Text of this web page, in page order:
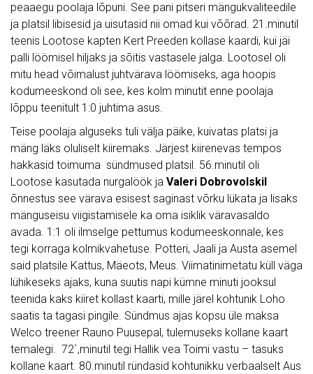
peaaegu poolaja lõpuni. See pani pitseri mängukvaliteedile
ja platsil libisesid ja uisutasid nii omad kui võõrad. 21.minutil
teenis Lootose kapten Kert Preeden kollase kaardi, kui jäi
palli löömisel hiljaks ja sõitis vastasele jalga. Lootosel oli
mitu head võimalust juhtvärava löömiseks, aga hoopis
kodumeeskond oli see, kes kolm minutit enne poolaja
lõppu teenitult 1:0 juhtima asus.
Teise poolaja alguseks tuli välja päike, kuivatas platsi ja
mäng läks oluliselt kiiremaks. Järjest kiirenevas tempos
hakkasid toimuma sündmused platsil. 56.minutil oli
Lootose kasutada nurgalöök ja Valeri Dobrovolskil
õnnestus see värava esisest saginast võrku lükata ja lisaks
mänguseisu viigistamisele ka oma isiklik väravasaldo
avada. 1:1 oli ilmselge pettumus kodumeeskonnale, kes
tegi korraga kolmikvahetuse. Potteri, Jaali ja Austa asemel
said platsile Kattus, Mäeots, Meus. Viimatinimetatu küll väga
lühikeseks ajaks, kuna suutis napi kümne minuti jooksul
teenida kaks kiiret kollast kaarti, mille järel kohtunik Loho
saatis ta tagasi pingile. Sündmus ajas kopsu üle maksa
Welco treener Rauno Puusepal, tulemuseks kollane kaart
temalegi. 72`,minutil tegi Hallik vea Toimi vastu – tasuks
kollane kaart. 80.minutil ründasid kohtunikku verbaalselt Aus